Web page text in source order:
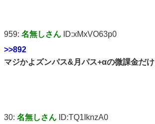
959: 名無しさん ID:xMxVO63p0
>>892
マジかよズンパス&月パス+αの微課金だ
30: 名無しさん ID:TQ1IknzA0